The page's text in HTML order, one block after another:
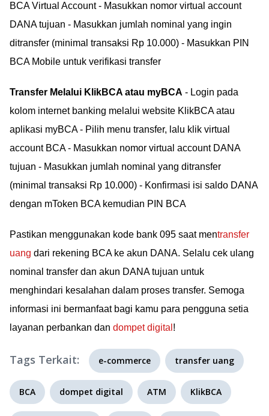
BCA Virtual Account - Masukkan nomor virtual account
DANA tujuan - Masukkan jumlah nominal yang ingin
ditransfer (minimal transaksi Rp 10.000) - Masukkan PIN
BCA Mobile untuk verifikasi transfer
Transfer Melalui KlikBCA atau myBCA - Login pada
kolom internet banking melalui website KlikBCA atau
aplikasi myBCA - Pilih menu transfer, lalu klik virtual
account BCA - Masukkan nomor virtual account DANA
tujuan - Masukkan jumlah nominal yang ditransfer
(minimal transaksi Rp 10.000) - Konfirmasi isi saldo DANA
dengan mToken BCA kemudian PIN BCA
Pastikan menggunakan kode bank 095 saat mentransfer
uang dari rekening BCA ke akun DANA. Selalu cek ulang
nominal transfer dan akun DANA tujuan untuk
menghindari kesalahan dalam proses transfer. Semoga
informasi ini bermanfaat bagi kamu para pengguna setia
layanan perbankan dan dompet digital !
Tags Terkait: e-commerce transfer uang
BCA dompet digital ATM KlikBCA